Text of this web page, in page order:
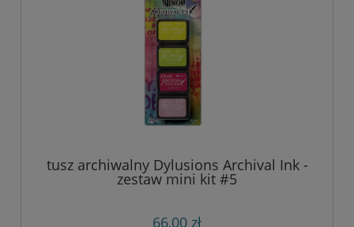
tusz archiwalny Dylusions Archival Ink -
zestaw mini kit #5
66,00 zł